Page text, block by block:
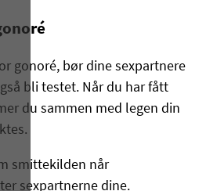
gonoré, bør dine sexpartnere
bli testet. Når du har fått
du sammen med legen din
smittekilden når
sexpartnerne dine.